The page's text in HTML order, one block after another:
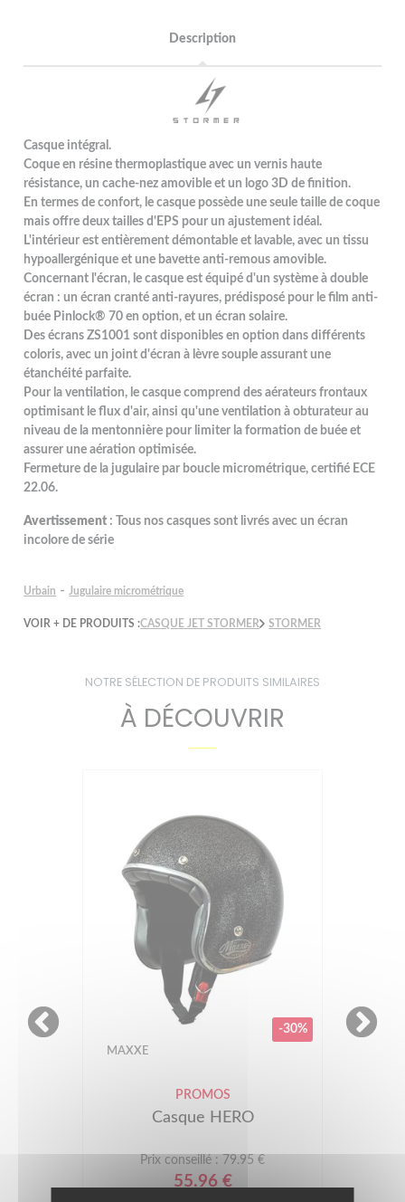
Description
Casque intégral.
Coque en résine thermoplastique avec un vernis haute
résistance, un cache-nez amovible et un logo 3D de finition.
En termes de confort, le casque possède une seule taille de coque
mais offre deux tailles d'EPS pour un ajustement idéal.
L'intérieur est entièrement démontable et lavable, avec un tissu
hypoallergénique et une bavette anti-remous amovible.
Concernant l'écran, le casque est équipé d'un système à double
écran : un écran cranté anti-rayures, prédisposé pour le film anti-
buée Pinlock® 70 en option, et un écran solaire.
Des écrans ZS1001 sont disponibles en option dans différents
coloris, avec un joint d'écran à lèvre souple assurant une
étanchéité parfaite.
Pour la ventilation, le casque comprend des aérateurs frontaux
optimisant le flux d'air, ainsi qu'une ventilation à obturateur au
niveau de la mentonnière pour limiter la formation de buée et
assurer une aération optimisée.
Fermeture de la jugulaire par boucle micrométrique, certifié ECE
22.06.
Avertissement : Tous nos casques sont livrés avec un écran
incolore de série
Urbain - Jugulaire micrométrique
VOIR + DE PRODUITS :CASQUE JET STORMER STORMER
NOTRE SÉLECTION DE PRODUITS SIMILAIRES
À DÉCOUVRIR
-30%
MAXXE
PROMOS
Casque HERO
Prix conseillé : 79.95 €
55.96 €